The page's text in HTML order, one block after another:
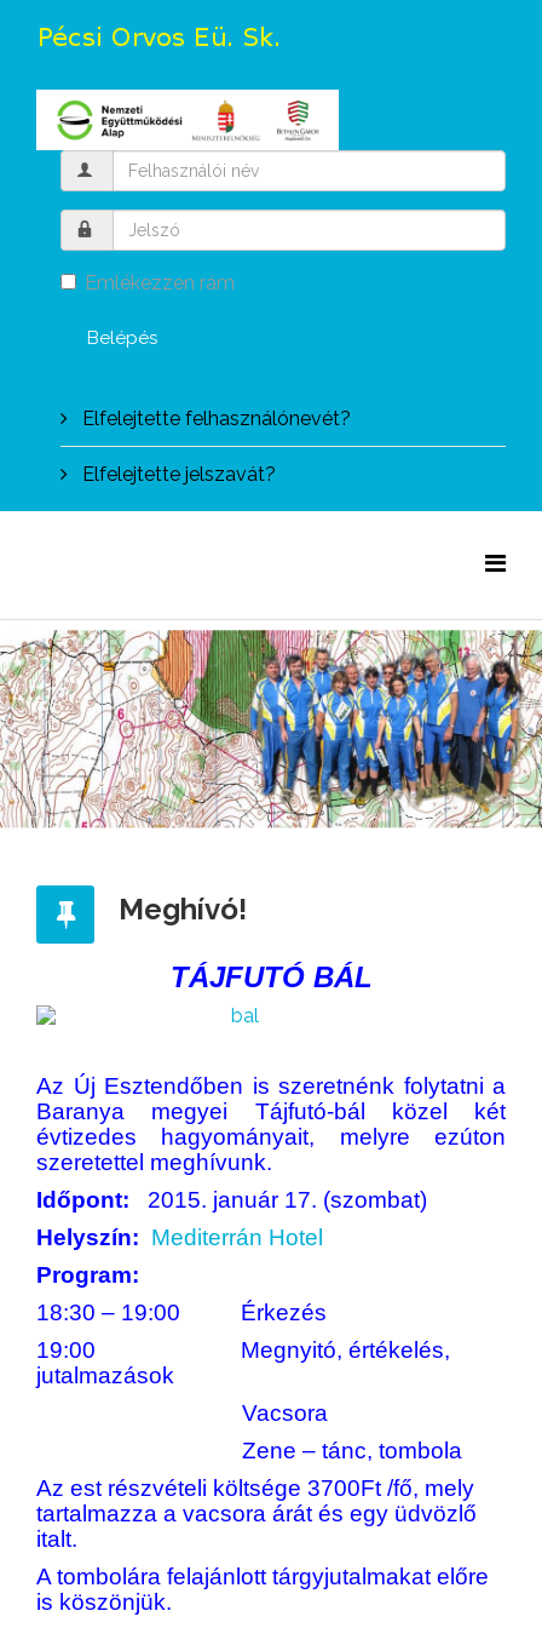
Emlékezzen rám
Belépés
Elfelejtette felhasználónevét?
Elfelejtette jelszavát?
Meghívó!
TÁJFUTÓ BÁL
Az Új Esztendőben is szeretnénk folytatni a
Baranya megyei Tájfutó-bál közel két
évtizedes hagyományait, melyre ezúton
szeretettel meghívunk.
Időpont: 2015. január 17. (szombat)
Helyszín: Mediterrán Hotel
Program:
18:30 – 19:00 Érkezés
19:00 Megnyitó, értékelés,
jutalmazások
Vacsora
Zene – tánc, tombola
Az est részvételi költsége 3700Ft /fő, mely
tartalmazza a vacsora árát és egy üdvözlő
italt.
A tombolára felajánlott tárgyjutalmakat előre
is köszönjük.